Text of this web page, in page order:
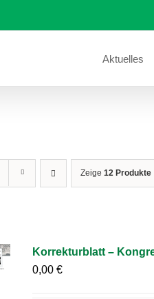
Aktuelles
Zeige 12 Produkte
Korrekturblatt –
0,00€